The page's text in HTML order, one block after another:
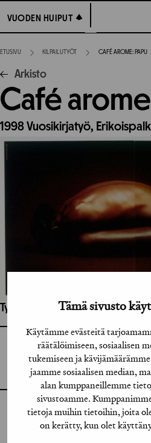
Tämä sivusto
Käytämme evästeitä
räätälöimiseen, sosiaalisen
tukemiseen ja
jaamme sosiaalisen median,
alan kumppaneillemme
sivustoamme.
tietoja muihin tietoihin, joita
on kerätty, kun olet
suoraan
sisältöön
VUODEN HUIPUT
VUODEN HUIPUT
ETUSIVU KILPAILUTYÖT CAFÉ AROME: PAPU
Arkisto
Café
1998Vuosikirjatyö,
Työhön osallistuneet henkilöt /